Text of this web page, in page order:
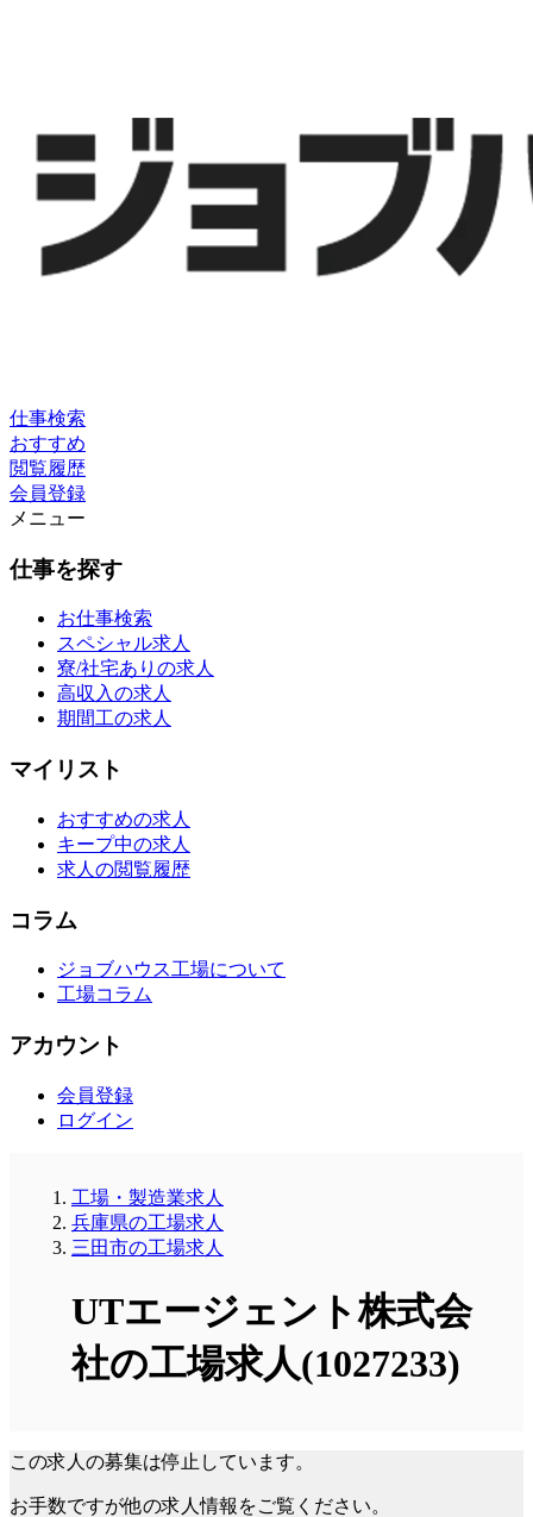
仕事検索
おすすめ
閲覧履歴
会員登録
メニュー
仕事を探す
お仕事検索
スペシャル求人
寮/社宅ありの求人
高収入の求人
期間工の求人
マイリスト
おすすめの求人
キープ中の求人
求人の閲覧履歴
コラム
ジョブハウス工場について
工場コラム
アカウント
会員登録
ログイン
工場・製造業求人
兵庫県の工場求人
三田市の工場求人
UTエージェント株式会
社の工場求人(1027233)
この求人の募集は停止しています。
お手数ですが他の求人情報をご覧ください。